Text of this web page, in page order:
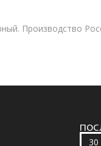
Производство
30